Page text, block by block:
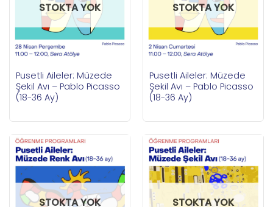
STOKTA YOK
Pusetli Aileler: Müzede
Şekil Avı – Pablo Picasso
(18-36 Ay)
STOKTA YOK
Pusetli Aileler: Müzede
Şekil Avı – Pablo Picasso
(18-36 Ay)
STOKTA YOK STOKTA YOK